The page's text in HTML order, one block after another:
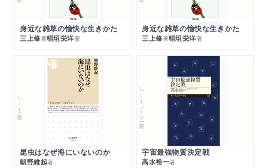
身近な雑草の愉快な生きかた
三上修著稲垣栄洋著
身近な雑草の愉快な生きかた
三上修著稲垣栄洋著
ちくま新書
昆虫はなぜ海にいないのか
朝野維起著
ちくまプリマー新書
宇宙最強物質決定戦
高水裕一著